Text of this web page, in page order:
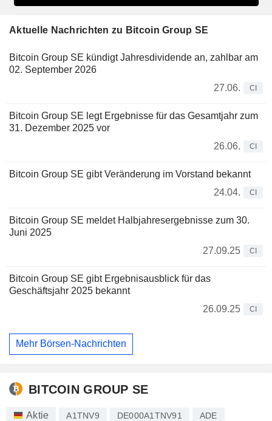
Aktuelle Nachrichten zu Bitcoin Group SE
Bitcoin Group SE kündigt Jahresdividende an, zahlbar am
02. September 2026
27.06.
CI
Bitcoin Group SE legt Ergebnisse für das Gesamtjahr zum
31. Dezember 2025 vor
26.06.
CI
Bitcoin Group SE gibt Veränderung im Vorstand bekannt
24.04.
CI
Bitcoin Group SE meldet Halbjahresergebnisse zum 30.
Juni 2025
27.09.25
CI
Bitcoin Group SE gibt Ergebnisausblick für das
Geschäftsjahr 2025 bekannt
26.09.25
CI
Mehr Börsen-Nachrichten
BITCOIN GROUP SE
Aktie A1TNV9 DE000A1TNV91 ADE